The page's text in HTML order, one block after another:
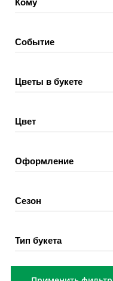
Кому
Событие
Цветы в букете
Цвет
Оформление
Сезон
Тип букета